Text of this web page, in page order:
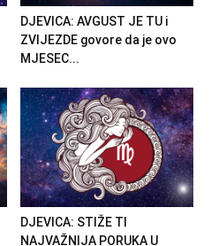
DJEVICA: AVGUST JE TU i
ZVIJEZDE govore da je ovo
MJESEC...
DJEVICA: STIŽE TI
NAJVAŽNIJA PORUKA U